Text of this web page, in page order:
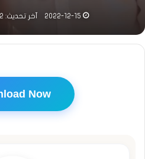
2022-12-15 آخر تحديث: 2022-12-15
Now